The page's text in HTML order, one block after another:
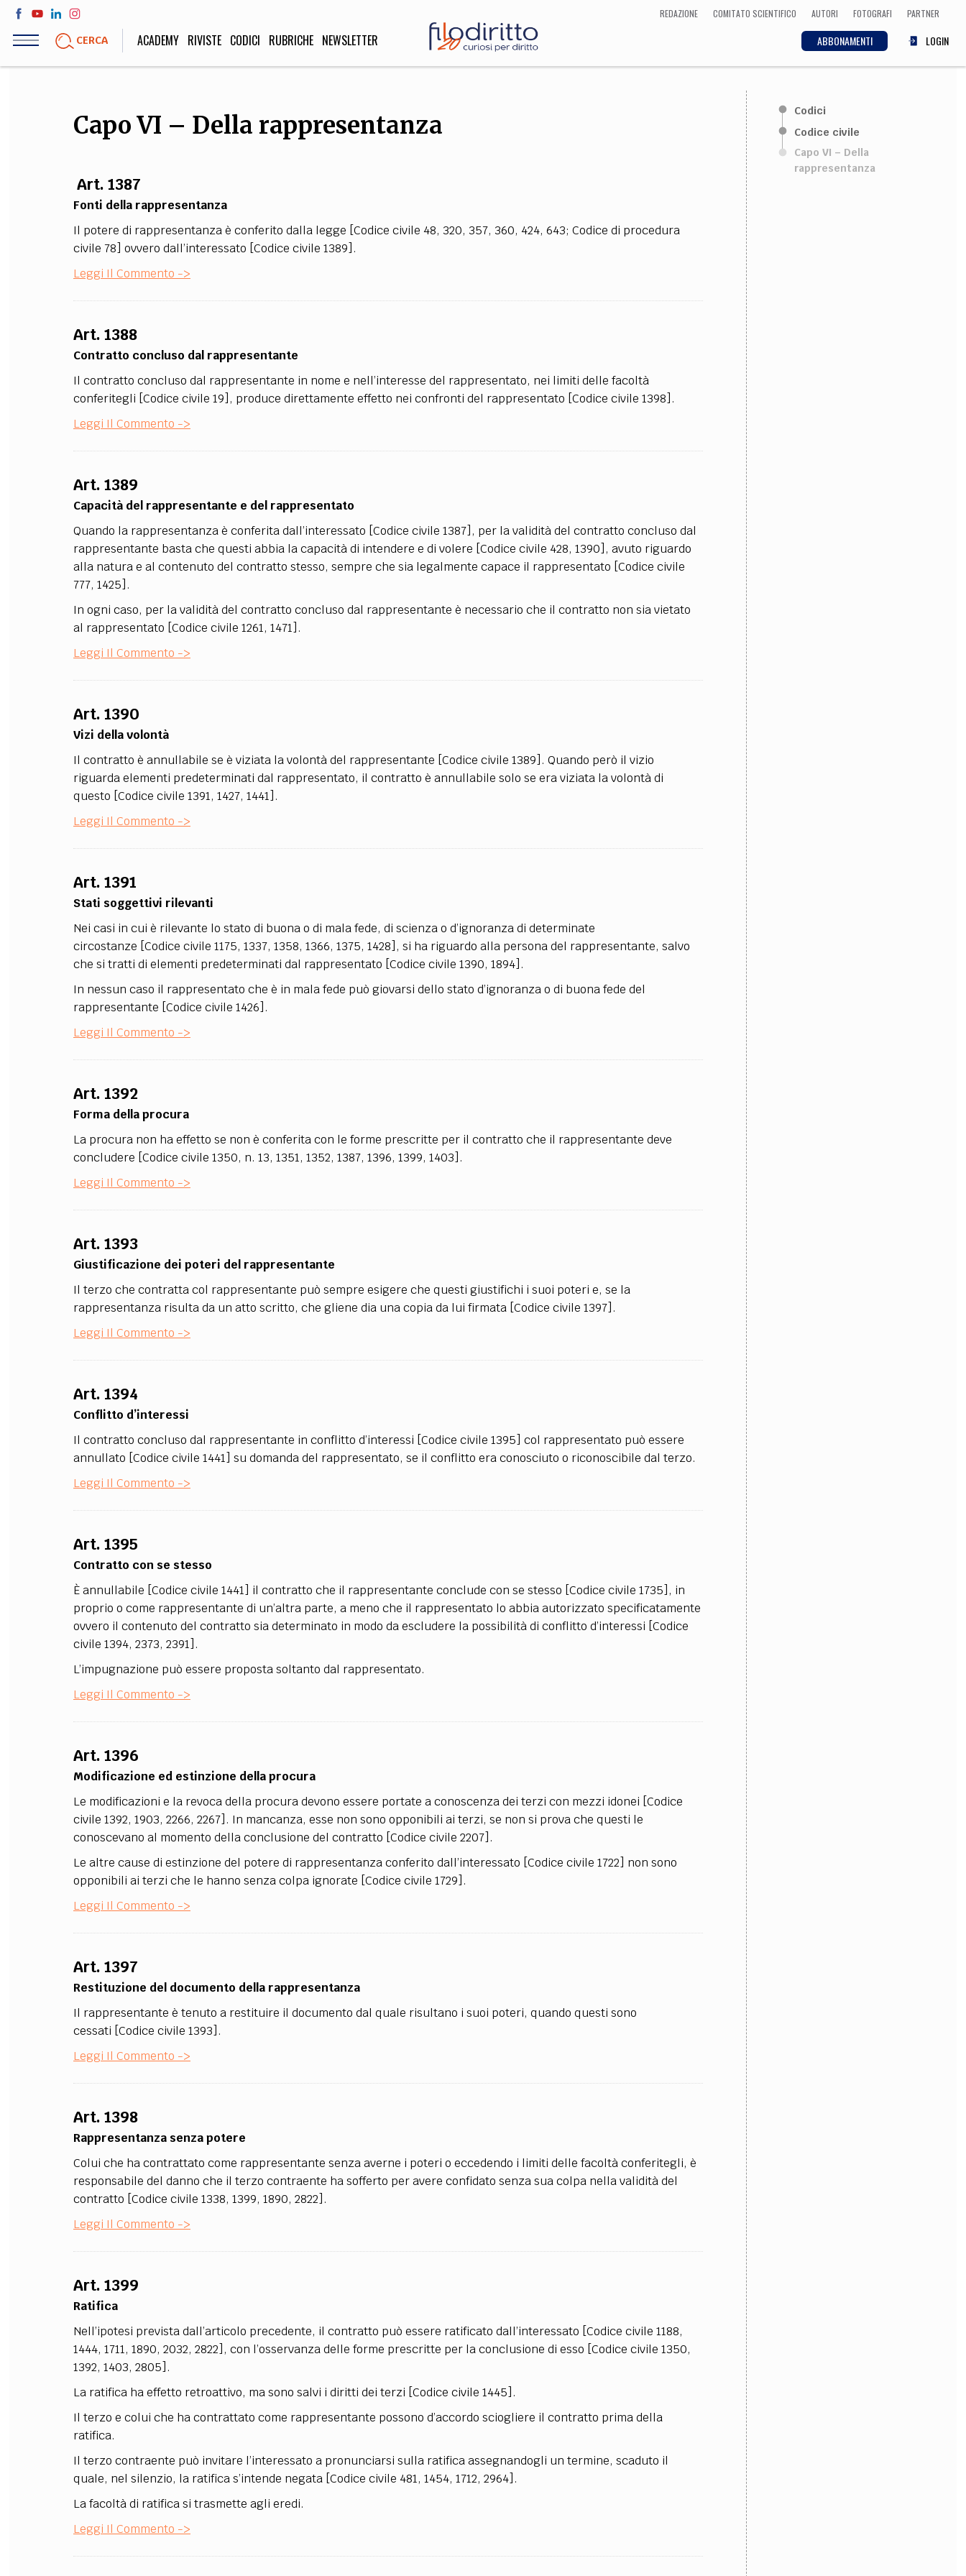
Salta
contenuto
REDAZIONE COMITATO SCIENTIFICO AUTORI FOTOGRAFI PARTNER
CERCA ABBONAMENTI LOGIN
ACADEMY RIVISTE CODICI RUBRICHE NEWSLETTER
LIFE STYLE
Sport, Cucina, Viaggi,
SOCIETÀ
Politica, Attualità,
Matematica, Fisica,
Biologia, Cifrematica,
Medicina
STORIA E FILOSOFIA
Scienze storiche,
INNOVAZIONE CULTURA
FILODIRITTO
EXTRA
Capo VI – Della rappresentanza
Art. 1387
Fonti della rappresentanza
Il potere di rappresentanza è conferito dalla legge [Codice civile 48, 320, 357, 360, 424, 643; Codice di procedura
civile 78] ovvero dall’interessato [Codice civile 1389].
Leggi Il Commento ->
Art. 1388
Contratto concluso dal rappresentante
Il contratto concluso dal rappresentante in nome e nell’interesse del rappresentato, nei limiti delle facoltà
conferitegli [Codice civile 19], produce direttamente effetto nei confronti del rappresentato [Codice civile 1398].
Leggi Il Commento ->
Art. 1389
Capacità del rappresentante e del rappresentato
Quando la rappresentanza è conferita dall’interessato [Codice civile 1387], per la validità del contratto concluso dal
rappresentante basta che questi abbia la capacità di intendere e di volere [Codice civile 428, 1390], avuto riguardo
alla natura e al contenuto del contratto stesso, sempre che sia legalmente capace il rappresentato [Codice civile
777, 1425].
In ogni caso, per la validità del contratto concluso dal rappresentante è necessario che il contratto non sia vietato
al rappresentato [Codice civile 1261, 1471].
Leggi Il Commento ->
Art. 1390
Vizi della volontà
Il contratto è annullabile se è viziata la volontà del rappresentante [Codice civile 1389]. Quando però il vizio
riguarda elementi predeterminati dal rappresentato, il contratto è annullabile solo se era viziata la volontà di
questo [Codice civile 1391, 1427, 1441].
Leggi Il Commento ->
Art. 1391
Stati soggettivi rilevanti
Nei casi in cui è rilevante lo stato di buona o di mala fede, di scienza o d’ignoranza di determinate
circostanze [Codice civile 1175, 1337, 1358, 1366, 1375, 1428], si ha riguardo alla persona del rappresentante, salvo
che si tratti di elementi predeterminati dal rappresentato [Codice civile 1390, 1894].
In nessun caso il rappresentato che è in mala fede può giovarsi dello stato d’ignoranza o di buona fede del
rappresentante [Codice civile 1426].
Leggi Il Commento ->
Art. 1392
Forma della procura
La procura non ha effetto se non è conferita con le forme prescritte per il contratto che il rappresentante deve
concludere [Codice civile 1350, n. 13, 1351, 1352, 1387, 1396, 1399, 1403].
Leggi Il Commento ->
Art. 1393
Giustificazione dei poteri del rappresentante
Il terzo che contratta col rappresentante può sempre esigere che questi giustifichi i suoi poteri e, se la
rappresentanza risulta da un atto scritto, che gliene dia una copia da lui firmata [Codice civile 1397].
Leggi Il Commento ->
Art. 1394
Conflitto d’interessi
Il contratto concluso dal rappresentante in conflitto d’interessi [Codice civile 1395] col rappresentato può essere
annullato [Codice civile 1441] su domanda del rappresentato, se il conflitto era conosciuto o riconoscibile dal terzo.
Leggi Il Commento ->
Art. 1395
Contratto con se stesso
È annullabile [Codice civile 1441] il contratto che il rappresentante conclude con se stesso [Codice civile 1735], in
proprio o come rappresentante di un’altra parte, a meno che il rappresentato lo abbia autorizzato specificatamente
ovvero il contenuto del contratto sia determinato in modo da escludere la possibilità di conflitto d’interessi [Codice
civile 1394, 2373, 2391].
L’impugnazione può essere proposta soltanto dal rappresentato.
Leggi Il Commento ->
Art. 1396
Modificazione ed estinzione della procura
Le modificazioni e la revoca della procura devono essere portate a conoscenza dei terzi con mezzi idonei [Codice
civile 1392, 1903, 2266, 2267]. In mancanza, esse non sono opponibili ai terzi, se non si prova che questi le
conoscevano al momento della conclusione del contratto [Codice civile 2207].
Le altre cause di estinzione del potere di rappresentanza conferito dall’interessato [Codice civile 1722] non sono
opponibili ai terzi che le hanno senza colpa ignorate [Codice civile 1729].
Leggi Il Commento ->
Art. 1397
Restituzione del documento della rappresentanza
Il rappresentante è tenuto a restituire il documento dal quale risultano i suoi poteri, quando questi sono
cessati [Codice civile 1393].
Leggi Il Commento ->
Art. 1398
Rappresentanza senza potere
Colui che ha contrattato come rappresentante senza averne i poteri o eccedendo i limiti delle facoltà conferitegli, è
responsabile del danno che il terzo contraente ha sofferto per avere confidato senza sua colpa nella validità del
contratto [Codice civile 1338, 1399, 1890, 2822].
Leggi Il Commento ->
Art. 1399
Ratifica
Nell’ipotesi prevista dall’articolo precedente, il contratto può essere ratificato dall’interessato [Codice civile 1188,
1444, 1711, 1890, 2032, 2822], con l’osservanza delle forme prescritte per la conclusione di esso [Codice civile 1350,
1392, 1403, 2805].
La ratifica ha effetto retroattivo, ma sono salvi i diritti dei terzi [Codice civile 1445].
Il terzo e colui che ha contrattato come rappresentante possono d’accordo sciogliere il contratto prima della
ratifica.
Il terzo contraente può invitare l’interessato a pronunciarsi sulla ratifica assegnandogli un termine, scaduto il
quale, nel silenzio, la ratifica s’intende negata [Codice civile 481, 1454, 1712, 2964].
La facoltà di ratifica si trasmette agli eredi.
Leggi Il Commento ->
Codici
Codice civile
Capo VI – Della
rappresentanza